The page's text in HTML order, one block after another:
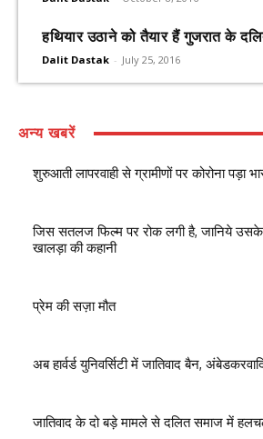
हथियार उठाने को तैयार हैं गुजरात के
Dalit Dastak - July 25, 2016
अन्य खबरें
शुरुआती लापरवाही से ग्रामीणों पर कोरोना पड़ा
जिस सतलज फिल्म पर रोक लगी है, जानिये
खालड़ा की कहानी
प्रेम की सज़ा मौत
अब हार्वर्ड युनिवर्सिटी में जातिवाद बैन,
जातिवाद के दो बड़े मामले से दलित समाज में